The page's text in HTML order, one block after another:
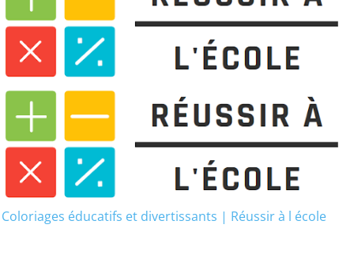
Coloriages éducatifs et divertissants | Réussir à l école